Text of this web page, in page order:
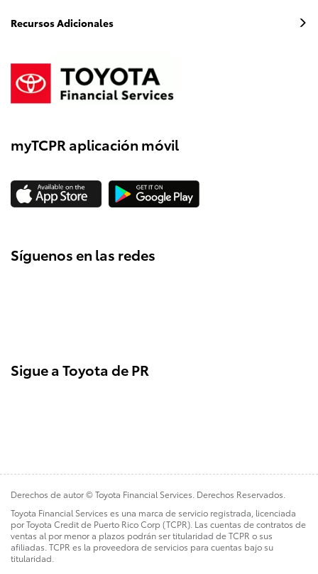
myTCPR aplicación móvil
Síguenos en las redes
Sigue a Toyota de PR
Recursos Adicionales
Derechos de autor © Toyota Financial Services. Derechos Reservados.
Toyota Financial Services es una marca de servicio registrada, licenciada
por Toyota Credit de Puerto Rico Corp (TCPR). Las cuentas de contratos de
ventas al por menor a plazos podrán ser titularidad de TCPR o sus
afiliadas. TCPR es la proveedora de servicios para cuentas bajo su
titularidad.